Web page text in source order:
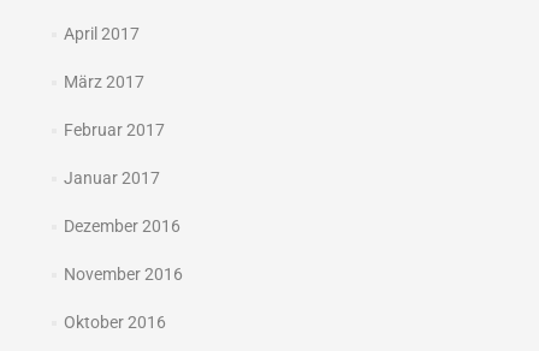
April 2017
März 2017
Februar 2017
Januar 2017
Dezember 2016
November 2016
Oktober 2016